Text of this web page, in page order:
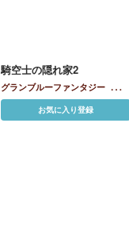
騎空士の隠れ家2
グランブルーファンタジー アン
ナカリオストロカルテイラカレ
ン
クラリスジータ
お気に入り登録